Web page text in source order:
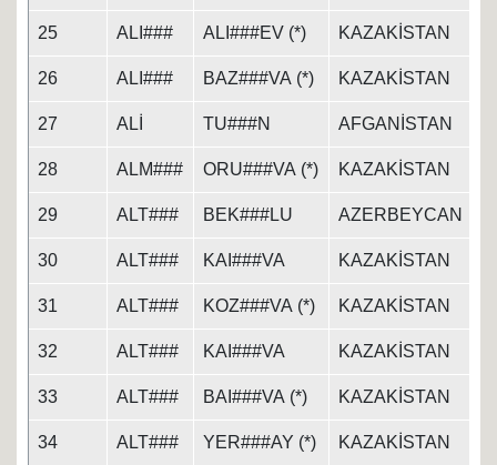
25 ALI### ALI###EV (*) KAZAKİSTAN
26 ALI### BAZ###VA (*) KAZAKİSTAN
27 ALİ TU###N AFGANİSTAN
28 ALM### ORU###VA (*) KAZAKİSTAN
29 ALT### BEK###LU AZERBEYCAN
30 ALT### KAI###VA KAZAKİSTAN
31 ALT### KOZ###VA (*) KAZAKİSTAN
32 ALT### KAI###VA KAZAKİSTAN
33 ALT### BAI###VA (*) KAZAKİSTAN
34 ALT### YER###AY (*) KAZAKİSTAN